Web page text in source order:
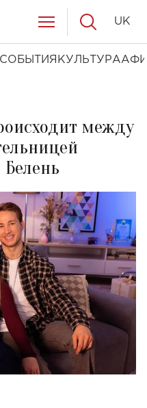
СОБЫТИЯ КУЛЬТУРА
UK
между